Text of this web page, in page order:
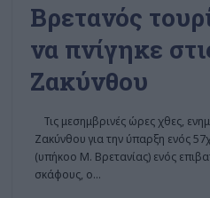
Bρετανός
να πνίγηκε
Ζακύνθου
Τις μεσημβρινές ώρες χθες,
Ζακύνθου για την ύπαρξη ενός
(υπήκοο Μ. Βρετανίας) ενός
σκάφους, ο…